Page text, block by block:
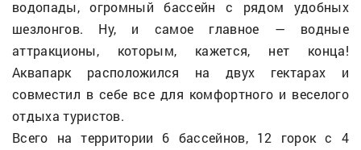
водопады, огромный бассейн с рядом удобных
шезлонгов. Ну, и самое главное — водные
аттракционы, которым, кажется, нет конца!
Аквапарк расположился на двух гектарах и
совместил в себе все для комфортного и веселого
отдыха туристов.
Всего на территории 6 бассейнов, 12 горок с 4